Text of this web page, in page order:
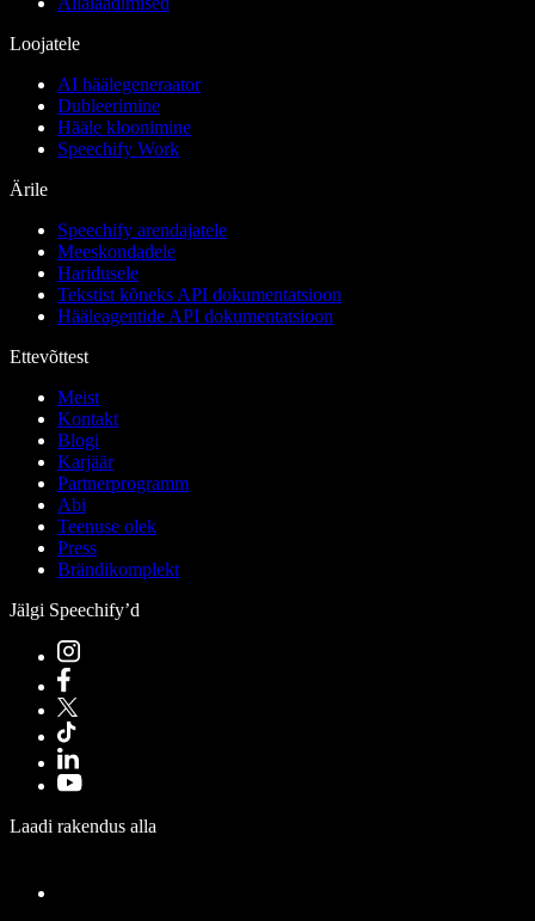
Loojatele
AI häälegeneraator
Dubleerimine
Hääle kloonimine
Speechify Work
Ärile
Speechify arendajatele
Meeskondadele
Haridusele
Tekstist kõneks API dokumentatsioon
Hääleagentide API dokumentatsioon
Ettevõttest
Meist
Kontakt
Blogi
Karjäär
Partnerprogramm
Abi
Teenuse olek
Press
Brändikomplekt
Jälgi Speechify’d
Laadi rakendus alla